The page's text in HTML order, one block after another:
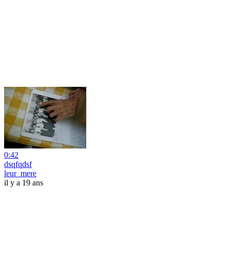
0:42
dsqfqdsf
leur_mere
il y a 19 ans